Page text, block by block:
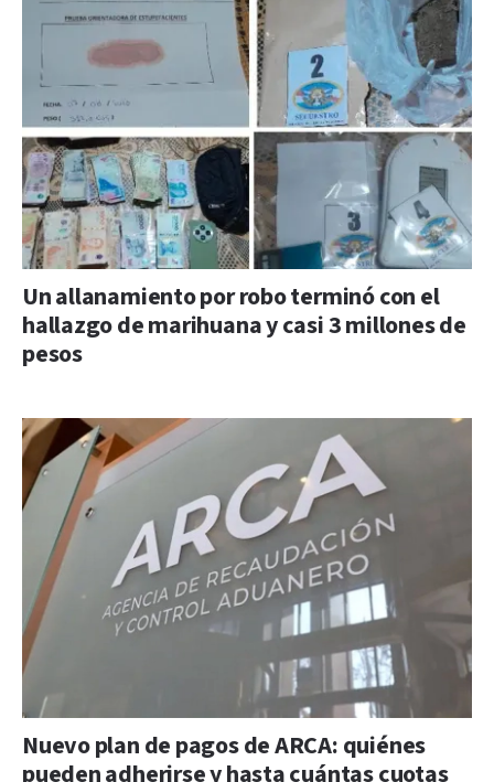
Un allanamiento por robo terminó con el
hallazgo de marihuana y casi 3 millones de
pesos
Nuevo plan de pagos de ARCA: quiénes
pueden adherirse y hasta cuántas cuotas